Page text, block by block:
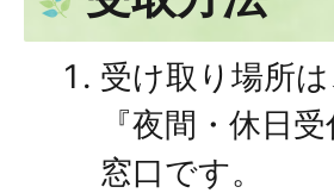
受け取り場所
『夜間・休日
窓口です。